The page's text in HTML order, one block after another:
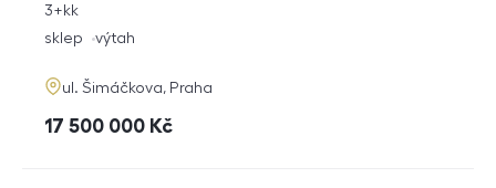
rozměry
dispozice
3+kk
funkce
sklep výtah
adresa
ul. Šimáčkova, Praha
cena
17 500 000 Kč